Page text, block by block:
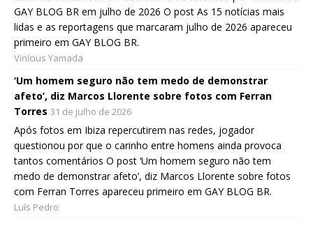
GAY BLOG BR em julho de 2026 O post As 15 notícias mais
lidas e as reportagens que marcaram julho de 2026 apareceu
primeiro em GAY BLOG BR.
Vinícius Yamada
‘Um homem seguro não tem medo de demonstrar
afeto’, diz Marcos Llorente sobre fotos com Ferran
Torres 31 de julho de 2026
Após fotos em Ibiza repercutirem nas redes, jogador
questionou por que o carinho entre homens ainda provoca
tantos comentários O post ‘Um homem seguro não tem
medo de demonstrar afeto’, diz Marcos Llorente sobre fotos
com Ferran Torres apareceu primeiro em GAY BLOG BR.
Luís Pedro